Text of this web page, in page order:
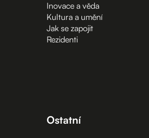
Inovace a věda
Kultura a umění
Jak se zapojit
Rezidenti
Ostatní